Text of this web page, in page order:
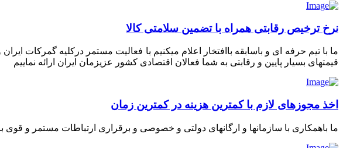
نرخ ترخیص رقابتی همراه با تضمین سلامتی کالا
ما با تیم حرفه ای و باسابقه باافتخار اعلام میکنیم با فعالیت مستمر درکلیه گمرکات
قیمتهای بسیار پایین و رقابتی به شما فعالان اقتصادی کشور عزیزمان ایران ارائه نماییم
اخذ مجوزهای لازم با کمترین هزینه در کمترین زمان
ما باهمکاری با سازمانها و ارگانهای دولتی و خصوصی و برقراری ارتباطات مستمر و قوی